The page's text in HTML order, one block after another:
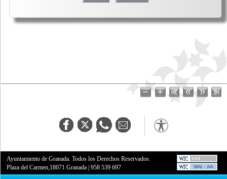
Ayuntamiento de Granada. Todos los Derechos Reservados.
Plaza del Carmen,18071 Granada |958 539 697